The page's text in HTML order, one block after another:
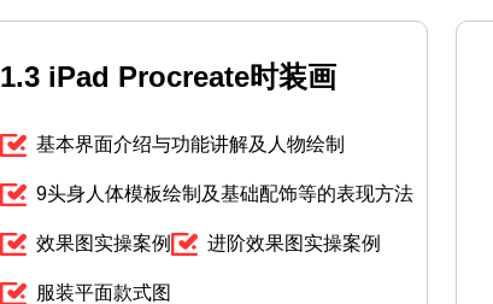
1.3 iPad Procreate时装画
基本界面介绍与功能讲解及人物绘制
9头身人体模板绘制及基础配饰等的表现方法
效果图实操案例 进阶效果图实操案例
服装平面款式图